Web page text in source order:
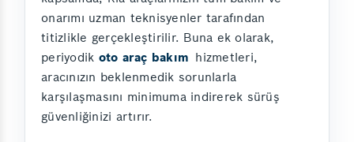
onarımı uzman teknisyenler tarafından
titizlikle gerçekleştirilir. Buna ek olarak,
periyodik oto araç bakım hizmetleri,
aracınızın beklenmedik sorunlarla
karşılaşmasını minimuma indirerek sürüş
güvenliğinizi artırır.